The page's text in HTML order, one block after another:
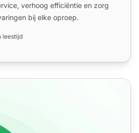
verhoog efficiëntie en zorg
bij elke oproep.
leestijd
standaard metriek